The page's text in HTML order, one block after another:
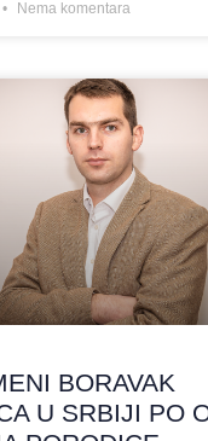
Nema komentara
BORAVAK
U SRBIJI PO